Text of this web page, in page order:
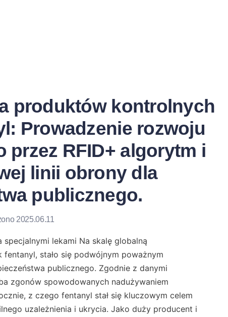
produktów kontrolnych
Prowadzenie rozwoju
przez RFID+ algorytm i
linii obrony dla
publicznego.
2025.06.11
lekami Na skalę globalną
stało się podwójnym poważnym
publicznego. Zgodnie z danymi
zgonów spowodowanych nadużywaniem
z czego fentanyl stał się kluczowym celem
uzależnienia i ukrycia. Jako duży producent i